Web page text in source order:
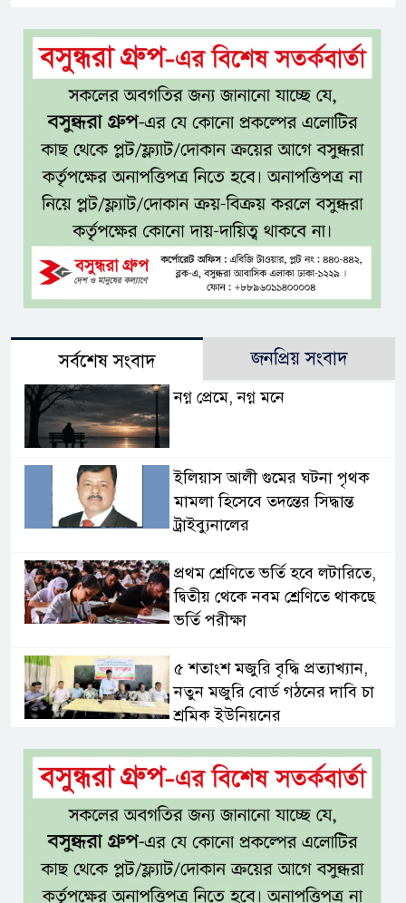
সর্বশেষ সংবাদ জনপ্রিয় সংবাদ
নগ্ন প্রেমে, নগ্ন মনে
ইলিয়াস আলী গুমের ঘটনা পৃথক
মামলা হিসেবে তদন্তের সিদ্ধান্ত
ট্রাইব্যুনালের
প্রথম শ্রেণিতে ভর্তি হবে লটারিতে,
দ্বিতীয় থেকে নবম শ্রেণিতে থাকছে
ভর্তি পরীক্ষা
৫ শতাংশ মজুরি বৃদ্ধি প্রত্যাখ্যান,
নতুন মজুরি বোর্ড গঠনের দাবি চা
শ্রমিক ইউনিয়নের
টাঙ্গাইল জেলা পরিষদের উদ্যোগে
২৩ লাখ টাকার আর্থিক অনুদানের
চেক বিতরণ
ধলেশ্বরী থেকে অবৈধ বালু উত্তোলন,
হুমকিতে শামসুল হক সেতু